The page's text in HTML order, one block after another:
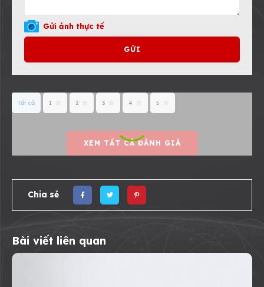
Gửi ảnh thực tế
GỬI
Tất cả 1 2 3 4 5
XEM TẤT CẢ ĐÁNH GIÁ
Chia sẻ
Bài viết liên quan